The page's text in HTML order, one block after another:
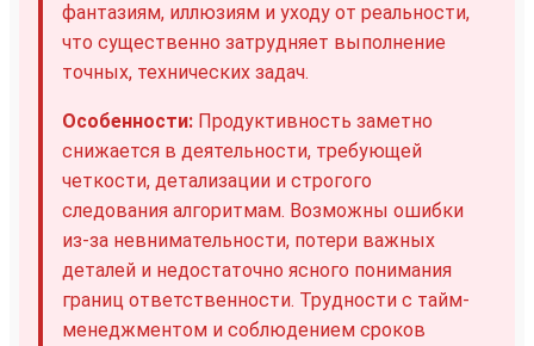
фантазиям, иллюзиям и уходу от реальности,
что существенно затрудняет выполнение
точных, технических задач.
Особенности: Продуктивность заметно
снижается в деятельности, требующей
четкости, детализации и строгого
следования алгоритмам. Возможны ошибки
из-за невнимательности, потери важных
деталей и недостаточно ясного понимания
границ ответственности. Трудности с тайм-
менеджментом и соблюдением сроков